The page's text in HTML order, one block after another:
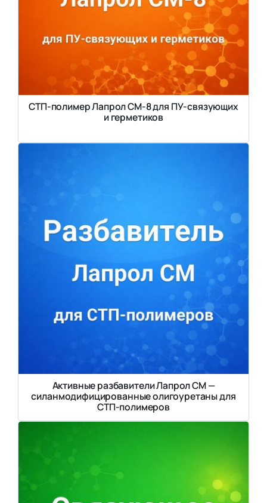
СТП-полимер Лапрол СМ-8 для ПУ-связующих
и герметиков
Активные разбавители Лапрол СМ —
силанмодифицированные олигоуретаны для
СТП-полимеров